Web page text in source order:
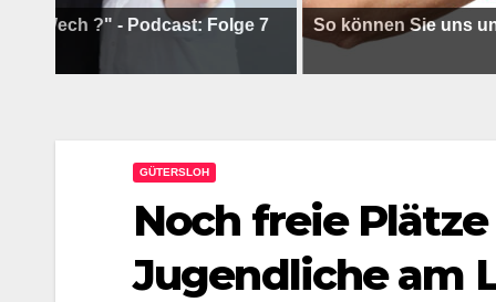
?" - Podcast: Folge 7 So können Sie uns
GÜTERSLOH
Noch freie
Jugendliche am